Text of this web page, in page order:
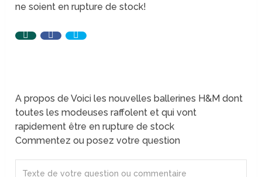
ne soient en rupture de stock!
A propos de Voici les nouvelles ballerines H&M dont
toutes les modeuses raffolent et qui vont
rapidement être en rupture de stock
Commentez ou posez votre question